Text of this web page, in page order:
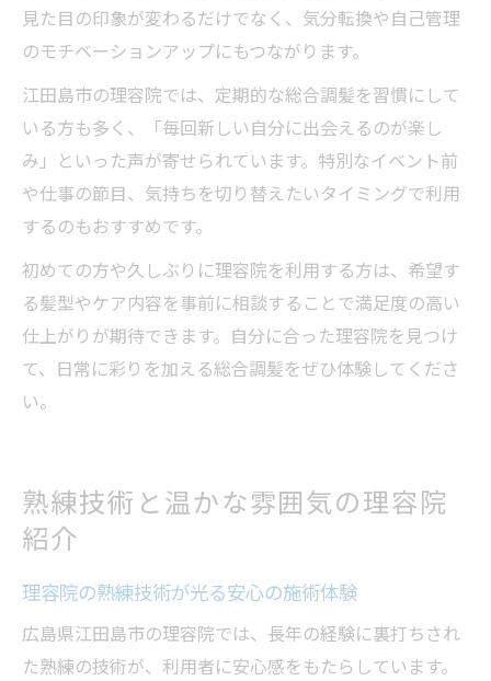
見た目の印象が変わるだけでなく、気分転換や自己管理
のモチベーションアップにもつながります。
江田島市の理容院では、定期的な総合調髪を習慣にして
いる方も多く、「毎回新しい自分に出会えるのが楽し
み」といった声が寄せられています。特別なイベント前
や仕事の節目、気持ちを切り替えたいタイミングで利用
するのもおすすめです。
初めての方や久しぶりに理容院を利用する方は、希望す
る髪型やケア内容を事前に相談することで満足度の高い
仕上がりが期待できます。自分に合った理容院を見つけ
て、日常に彩りを加える総合調髪をぜひ体験してくださ
い。
熟練技術と温かな雰囲気の理容院
紹介
理容院の熟練技術が光る安心の施術体験
広島県江田島市の理容院では、長年の経験に裏打ちされ
た熟練の技術が、利用者に安心感をもたらしています。